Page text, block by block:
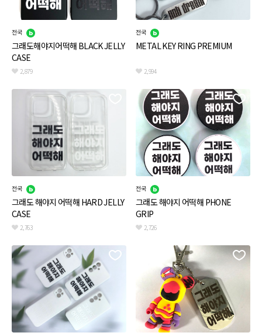
전국
그래도해야지어떡해 BLACK JELLY
CASE
2,879
전국
METAL KEY RING PREMIUM
2,994
전국
그래도 해야지 어떡해 HARD JELLY
CASE
2,763
전국
그래도 해야지 어떡해 PHONE
GRIP
2,726